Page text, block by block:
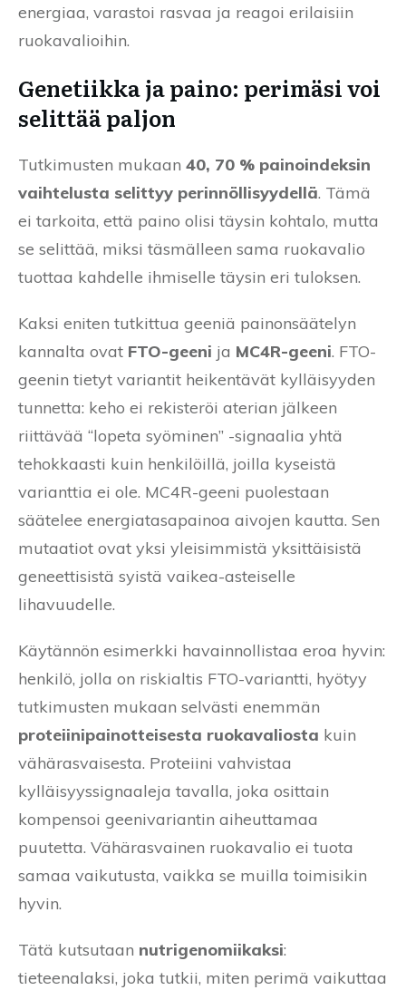
energiaa, varastoi rasvaa ja reagoi erilaisiin
ruokavalioihin.
Genetiikka ja paino: perimäsi voi
selittää paljon
Tutkimusten mukaan 40, 70 % painoindeksin
vaihtelusta selittyy perinnöllisyydellä. Tämä
ei tarkoita, että paino olisi täysin kohtalo, mutta
se selittää, miksi täsmälleen sama ruokavalio
tuottaa kahdelle ihmiselle täysin eri tuloksen.
Kaksi eniten tutkittua geeniä painonsäätelyn
kannalta ovat FTO-geeni ja MC4R-geeni. FTO-
geenin tietyt variantit heikentävät kylläisyyden
tunnetta: keho ei rekisteröi aterian jälkeen
riittävää “lopeta syöminen” -signaalia yhtä
tehokkaasti kuin henkilöillä, joilla kyseistä
varianttia ei ole. MC4R-geeni puolestaan
säätelee energiatasapainoa aivojen kautta. Sen
mutaatiot ovat yksi yleisimmistä yksittäisistä
geneettisistä syistä vaikea-asteiselle
lihavuudelle.
Käytännön esimerkki havainnollistaa eroa hyvin:
henkilö, jolla on riskialtis FTO-variantti, hyötyy
tutkimusten mukaan selvästi enemmän
proteiinipainotteisesta ruokavaliosta kuin
vähärasvaisesta. Proteiini vahvistaa
kylläisyyssignaaleja tavalla, joka osittain
kompensoi geenivariantin aiheuttamaa
puutetta. Vähärasvainen ruokavalio ei tuota
samaa vaikutusta, vaikka se muilla toimisikin
hyvin.
Tätä kutsutaan nutrigenomiikaksi:
tieteenalaksi, joka tutkii, miten perimä vaikuttaa